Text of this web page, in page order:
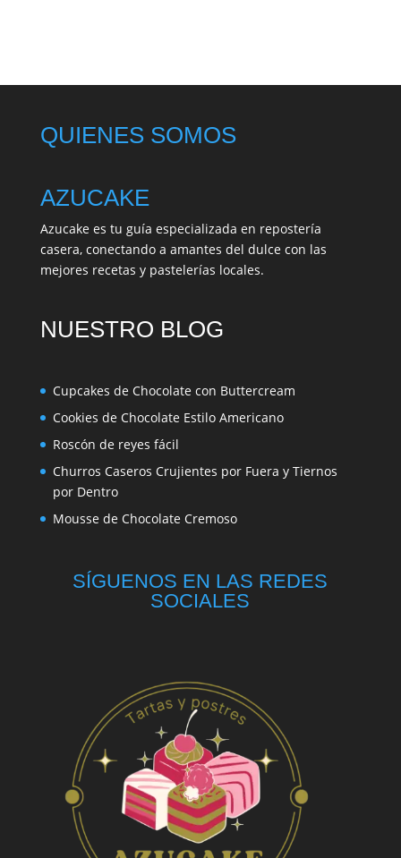
QUIENES SOMOS
AZUCAKE
Azucake es tu guía especializada en repostería
casera, conectando a amantes del dulce con las
mejores recetas y pastelerías locales.
NUESTRO BLOG
Cupcakes de Chocolate con Buttercream
Cookies de Chocolate Estilo Americano
Roscón de reyes fácil
Churros Caseros Crujientes por Fuera y Tiernos
por Dentro
Mousse de Chocolate Cremoso
SÍGUENOS EN LAS REDES
SOCIALES